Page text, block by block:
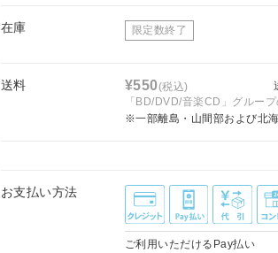
在庫 限定数終了
送料 ¥550(税込)
「BD/DVD/音楽CD」グルー
※一部離島・山間部および北
お支払い方法
ご利用いただけるPay払い